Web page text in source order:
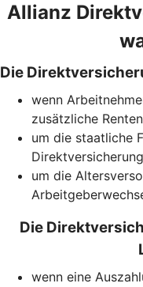
Allianz
Die
wenn
zusätzliche
um die staatliche
um die
Die
wenn eine